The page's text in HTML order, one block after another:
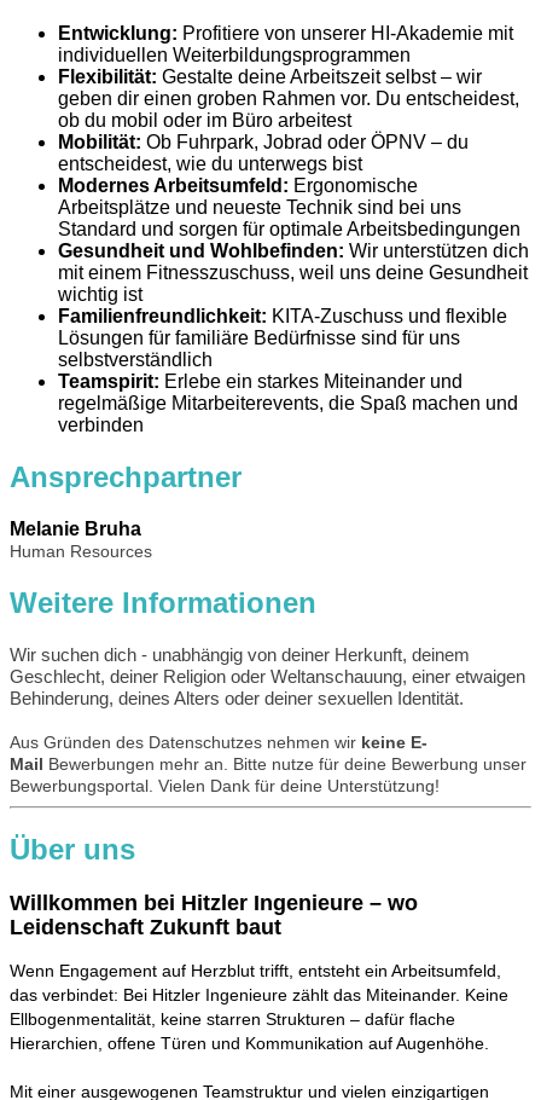
Entwicklung: Profitiere von unserer HI-Akademie mit
individuellen Weiterbildungsprogrammen
Flexibilität: Gestalte deine Arbeitszeit selbst – wir
geben dir einen groben Rahmen vor. Du entscheidest,
ob du mobil oder im Büro arbeitest
Mobilität: Ob Fuhrpark, Jobrad oder ÖPNV – du
entscheidest, wie du unterwegs bist
Modernes Arbeitsumfeld: Ergonomische
Arbeitsplätze und neueste Technik sind bei uns
Standard und sorgen für optimale Arbeitsbedingungen
Gesundheit und Wohlbefinden: Wir unterstützen dich
mit einem Fitnesszuschuss, weil uns deine Gesundheit
wichtig ist
Familienfreundlichkeit: KITA-Zuschuss und flexible
Lösungen für familiäre Bedürfnisse sind für uns
selbstverständlich
Teamspirit: Erlebe ein starkes Miteinander und
regelmäßige Mitarbeiterevents, die Spaß machen und
verbinden
Ansprechpartner
Melanie Bruha
Human Resources
Weitere Informationen
Wir suchen dich - unabhängig von deiner Herkunft, deinem
Geschlecht, deiner Religion oder Weltanschauung, einer etwaigen
Behinderung, deines Alters oder deiner sexuellen Identität.
Aus Gründen des Datenschutzes nehmen wir keine E-
Mail Bewerbungen mehr an. Bitte nutze für deine Bewerbung unser
Bewerbungsportal. Vielen Dank für deine Unterstützung!
Über uns
Willkommen bei Hitzler Ingenieure – wo
Leidenschaft Zukunft baut
Wenn Engagement auf Herzblut trifft, entsteht ein Arbeitsumfeld,
das verbindet: Bei Hitzler Ingenieure zählt das Miteinander. Keine
Ellbogenmentalität, keine starren Strukturen – dafür flache
Hierarchien, offene Türen und Kommunikation auf Augenhöhe.
Mit einer ausgewogenen Teamstruktur und vielen einzigartigen